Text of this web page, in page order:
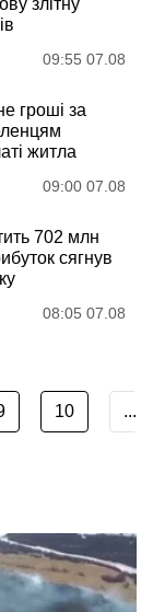
злітну
09:55 07.08
гроші за
житла
09:00 07.08
702 млн
сягнув
08:05 07.08
10 ...